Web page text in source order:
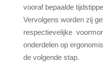
vooraf bepaalde
Vervolgens worden zij
respectievelijke
onderdelen op
de volgende stap.